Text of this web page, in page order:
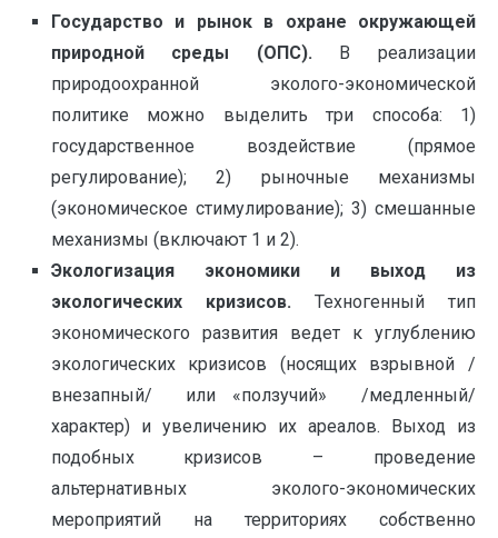
Государство и рынок в охране окружающей
природной среды
(ОПС). В реализации
природоохранной эколого-экономической
политике можно выделить три способа: 1)
государственное воздействие (прямое
регулирование); 2) рыночные механизмы
(экономическое стимулирование); 3) смешанные
механизмы (включают 1 и 2).
Экологизация экономики и выход из
экологических кризисов. Техногенный тип
экономического развития ведет к углублению
экологических кризисов (носящих взрывной /
внезапный/ или «ползучий» /медленный/
характер) и увеличению их ареалов. Выход из
подобных кризисов – проведение
альтернативных эколого-экономических
мероприятий на территориях собственно